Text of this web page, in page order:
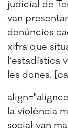
judicial de
van
denúncies
xifra que
l’estadística
les dones.
la violència
social van